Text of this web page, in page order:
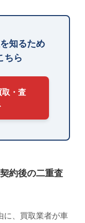
知るため
ちら
・査
約後の二重査
に、買取業者が車